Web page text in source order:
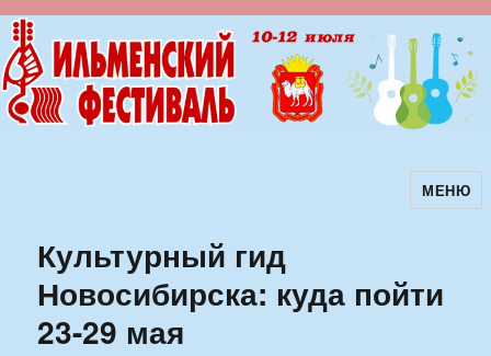
Ильменский фестиваль авторскойМЕНЮ
Культурный гид
Новосибирска: куда пойти
23-29 мая